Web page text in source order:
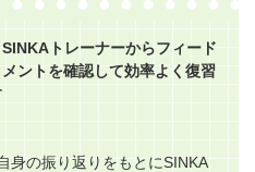
トレーナーからフィード
ントを確認して効率よく復習
身の振り返りをもとにSINKA